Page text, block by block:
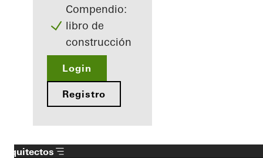
Compendio:
libro de
construcción
Login
Registro
Arquitectos